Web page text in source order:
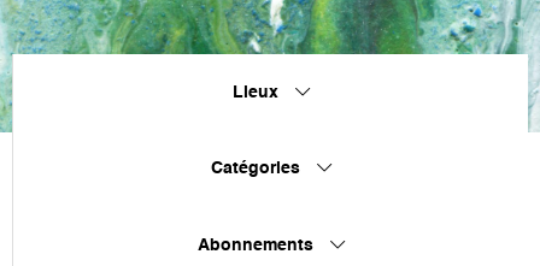
Lieux
Catégories
Abonnements